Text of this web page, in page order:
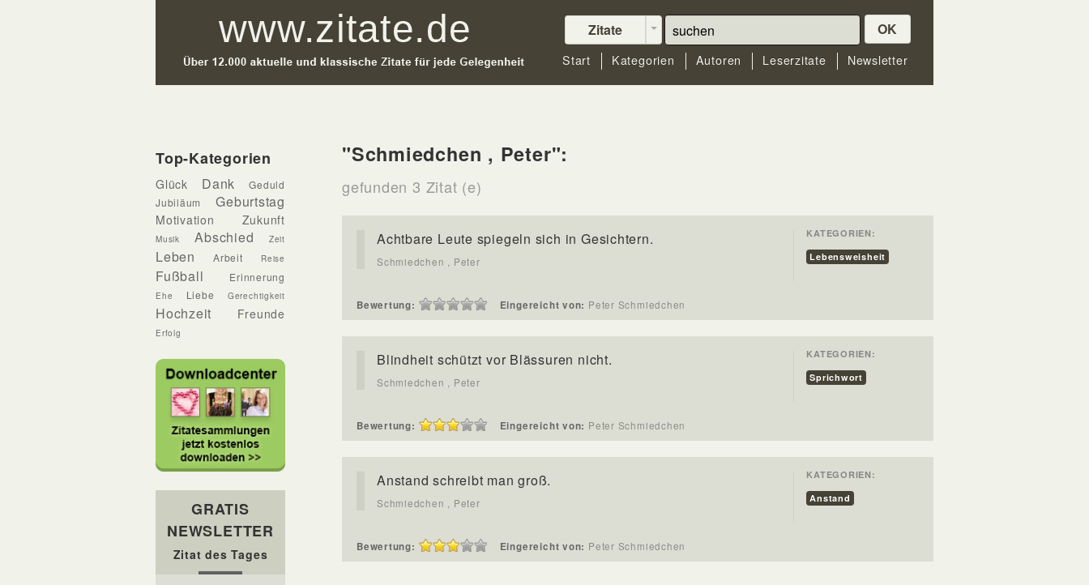
Zitate OK
Start Kategorien Autoren Leserzitate Newsletter
Top-Kategorien
Glück Dank
Geduld
Jubiläum
Geburtstag
Motivation Zukunft
Musik Abschied Zeit
Leben Arbeit Reise
Fußball Erinnerung
Ehe Liebe Gerechtigkeit
Hochzeit Freunde
Erfolg
GRATIS
NEWSLETTER
Zitat des Tages
"Schmiedchen , Peter":
gefunden 3 Zitat (e)
Achtbare Leute spiegeln sich in Gesichtern.
Schmiedchen , Peter
KATEGORIEN:
Lebensweisheit
Bewertung: Eingereicht von: Peter Schmiedchen
Blindheit schützt vor Blässuren nicht.
Schmiedchen , Peter
KATEGORIEN:
Sprichwort
Bewertung: Eingereicht von: Peter Schmiedchen
Anstand schreibt man groß.
Schmiedchen , Peter
KATEGORIEN:
Anstand
Bewertung: Eingereicht von: Peter Schmiedchen